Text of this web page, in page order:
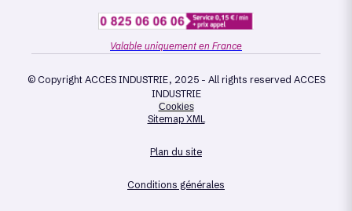
Valable uniquement en France
© Copyright ACCES INDUSTRIE, 2025 - All rights reserved ACCES
INDUSTRIE
Cookies
Sitemap XML
Plan du site
Conditions générales